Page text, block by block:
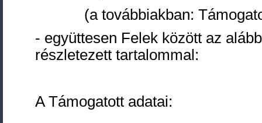
(a továbbiakban:
- együttesen Felek között az
részletezett tartalommal:
A Támogatott adatai: